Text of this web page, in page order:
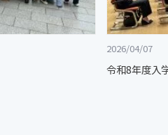
2026/04/07
令和8年度入